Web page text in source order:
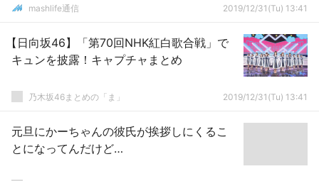
mashlife通信 2019/12/31(Tu) 13:41
【日向坂46】「第70回NHK紅白歌合戦」で
キュンを披露！キャプチャまとめ
乃木坂46まとめの「ま」 2019/12/31(Tu) 13:41
元旦にかーちゃんの彼氏が挨拶しにくるこ
とになってんだけど…